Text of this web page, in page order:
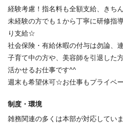
必要資格
美容師免許
福利厚生
インセンティブあり
独立・開業支援 研修制度あり 副業・W
スタッフ優先の考え方🌈🌈🌈
「アイリストがサロンをつくりあげ
いアイデアがあれば皆で共有し積極
います。
離職率は美容業界では圧倒的に低いわ
スタッフ同士の仲の良さも自慢の一
経験考慮！指名料も全額支給、きち
未経験の方でも１から丁寧に研修指
り支給☆
社会保険・有給休暇の付与は勿論、
子育て中の方や、美容師を引退した
活かせるお仕事です^^
週末も希望休可☆お仕事もプライベー
制度・環境
雑務関連の多くは本部が対応していま